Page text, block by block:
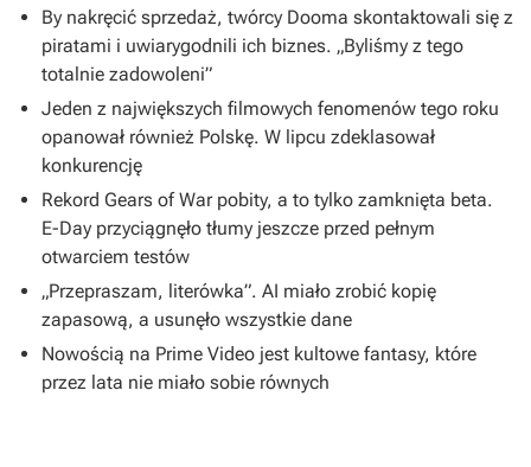
By nakręcić sprzedaż, twórcy Dooma skontaktowali się z
piratami i uwiarygodnili ich biznes. „Byliśmy z tego
totalnie zadowoleni”
Jeden z największych filmowych fenomenów tego roku
opanował również Polskę. W lipcu zdeklasował
konkurencję
Rekord Gears of War pobity, a to tylko zamknięta beta.
E-Day przyciągnęło tłumy jeszcze przed pełnym
otwarciem testów
„Przepraszam, literówka”. AI miało zrobić kopię
zapasową, a usunęło wszystkie dane
Nowością na Prime Video jest kultowe fantasy, które
przez lata nie miało sobie równych